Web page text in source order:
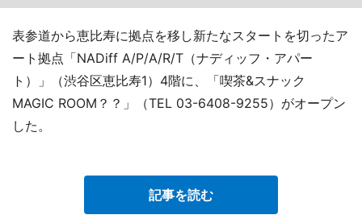
表参道から恵比寿に拠点を移し新たなスタートを切ったア
ート拠点「NADiff A/P/A/R/T（ナディッフ・アパー
ト）」（渋谷区恵比寿1）4階に、「喫茶&スナック
MAGIC ROOM？？」（TEL 03-6408-9255）がオープン
した。
記事を読む